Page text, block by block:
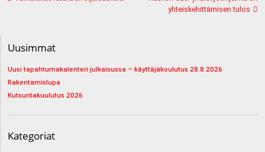
yhteiskehittämisen tulos
Uusimmat
Uusi tapahtumakalenteri julkaisussa – käyttäjäkoulutus 28.8.2026
Rakentamislupa
Kutsuntakuulutus 2026
Kategoriat